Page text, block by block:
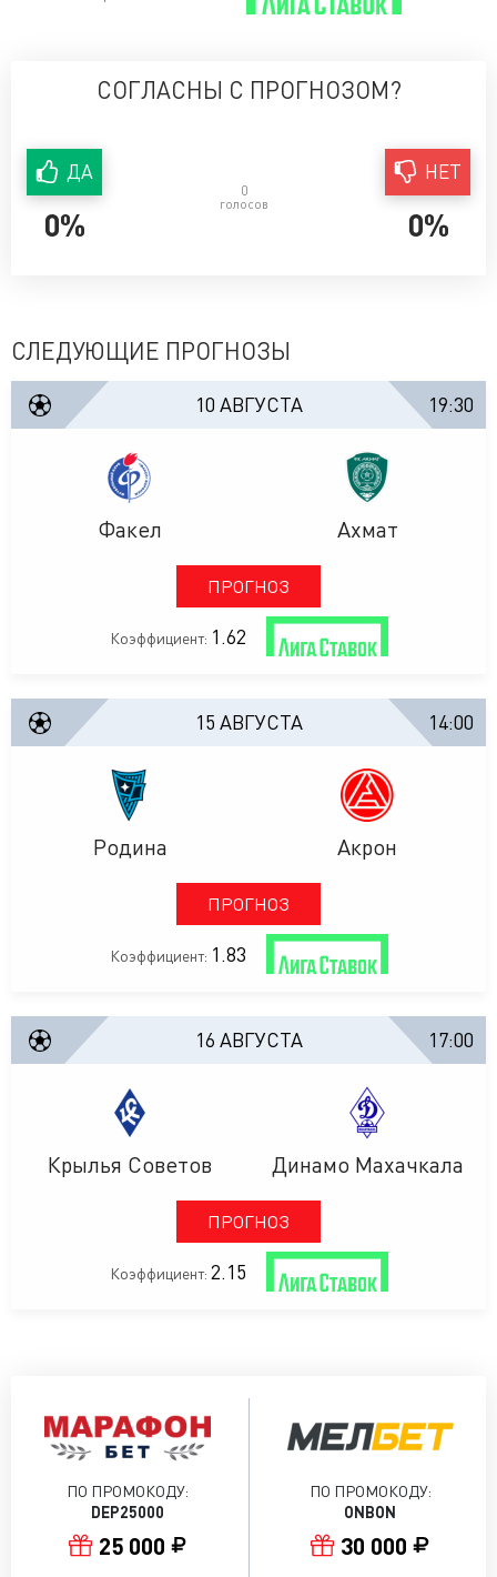
СОГЛАСНЫ С ПРОГНОЗОМ?
ДА
0%
0
голосов
0%
НЕТ
СЛЕДУЮЩИЕ ПРОГНОЗЫ
10 АВГУСТА 19:30
Факел
ПРОГНОЗ
Ахмат
Коэффициент: 1.62
15 АВГУСТА 14:00
Родина
ПРОГНОЗ
Акрон
Коэффициент: 1.83
16 АВГУСТА 17:00
Крылья Советов
ПРОГНОЗ
Динамо Махачкала
Коэффициент: 2.15
ПО ПРОМОКОДУ:
DEP25000
25 000
ПО ПРОМОКОДУ:
ONBON
30 000